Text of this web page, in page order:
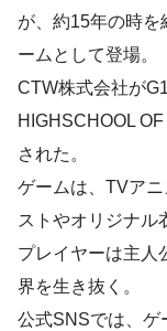
が、約15年の時
ームとして登場。
CTW株式会社が
HIGHSCHOOL
された。
ゲームは、TVア
ストやオリジナル
プレイヤーは主人
界を生き抜く。
公式SNSでは、ゲ